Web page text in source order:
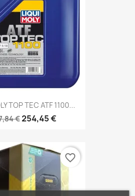
TOP TEC ATF 1100...
€254,45 €
favorite_border